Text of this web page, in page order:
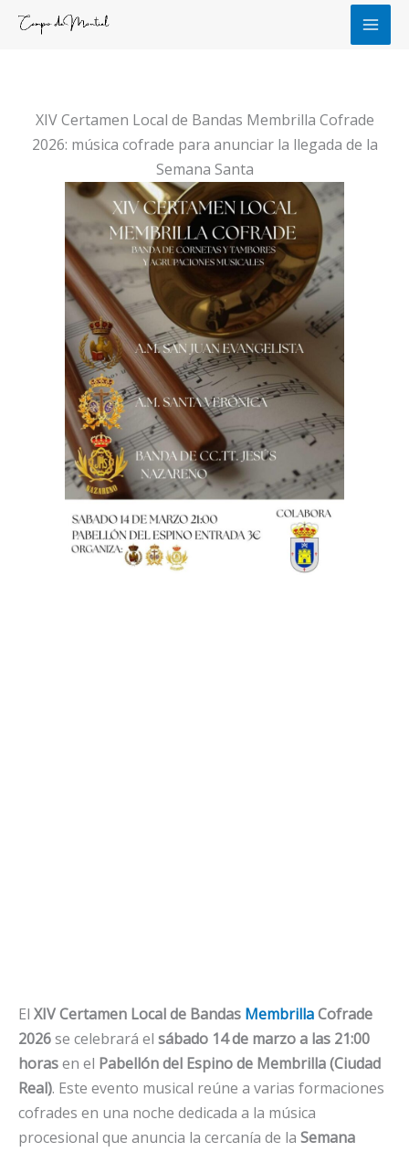
XIV Certamen Local de Bandas Membrilla Cofrade
2026: música cofrade para anunciar la llegada de la
Semana Santa
El XIV Certamen Local de Bandas MembrillaCofrade
2026se celebrará el sábado 14 de marzo a las 21:00
horasen el Pabellón del Espino de Membrilla (Ciudad
Real). Este evento musical reúne a varias formaciones
cofrades en una noche dedicada a la música
procesional que anuncia la cercanía de la Semana